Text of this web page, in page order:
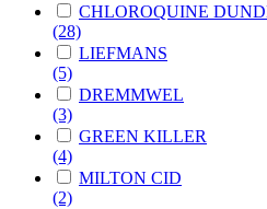
CHLOROQUINE
(28)
LIEFMANS
(5)
DREMMWEL
(3)
GREEN KILLER
(4)
MILTON CID
(2)